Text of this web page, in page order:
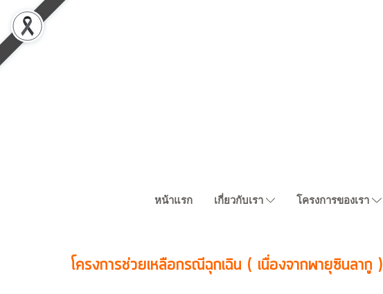
หน้าแรก เกี่ยวกับเรา โครงการของเรา
โครงการช่วยเหลือกรณีฉุกเฉิน ( เนื่องจากพายุซินลากู )